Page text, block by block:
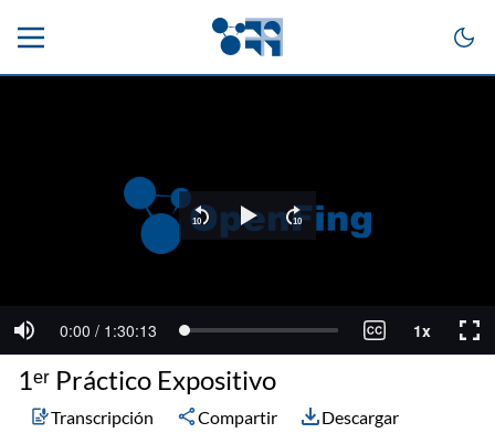
1ᵉʳ Práctico Expositivo
Transcripción Compartir Descargar